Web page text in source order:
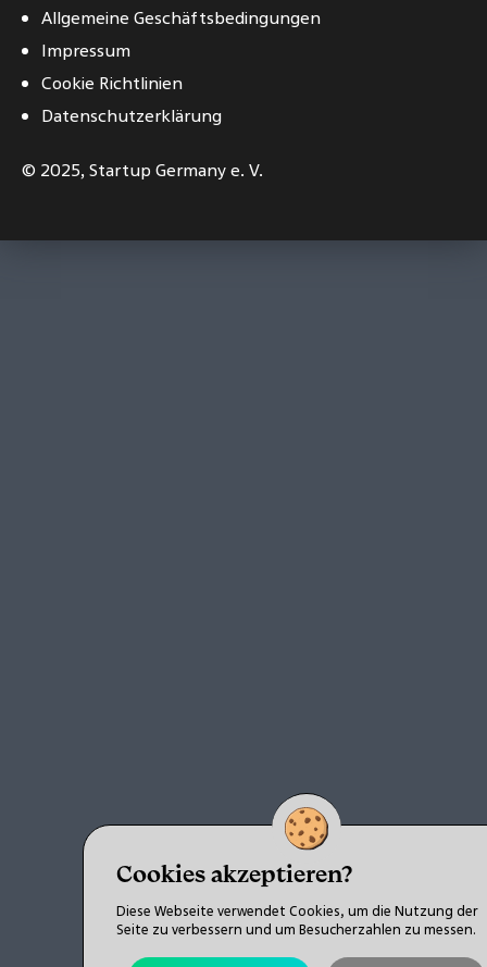
Allgemeine Geschäftsbedingungen
Impressum
Cookie Richtlinien
Datenschutzerklärung
© 2025,Startup Germany e. V.
Cookies akzeptieren?
Diese Webseite verwendet Cookies, um die Nutzung der
Seite zu verbessern und um Besucherzahlen zu messen.